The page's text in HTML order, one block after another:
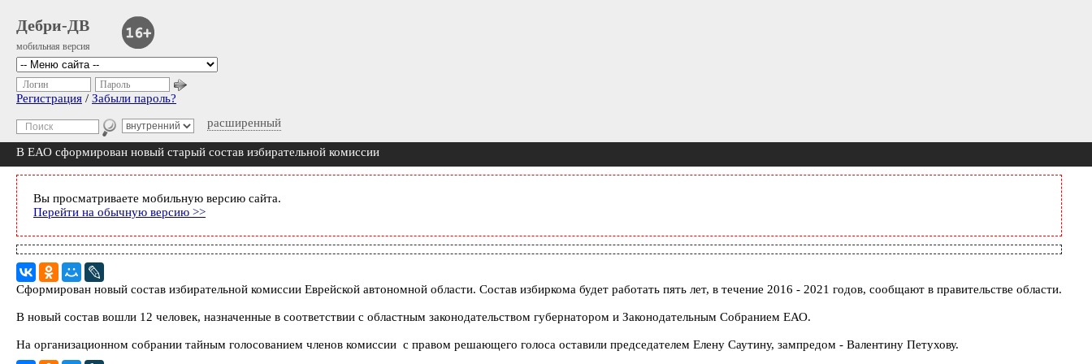
Дебри-ДВ
мобильная версия
расширенный
Логин Пароль
Регистрация / Забыли пароль?
В ЕАО сформирован новый старый состав избирательной комиссии
Вы просматриваете мобильную версию сайта.
Перейти на обычную версию >>
Сформирован новый состав избирательной комиссии Еврейской автономной области. Состав избиркома будет работать пять лет, в течение 2016 - 2021 годов, сообщают в правительстве области.
В новый состав вошли 12 человек, назначенные в соответствии с областным законодательством губернатором и Законодательным Собранием ЕАО.
На организационном собрании тайным голосованием членов комиссии с правом решающего голоса оставили председателем Елену Саутину, зампредом - Валентину Петухову.